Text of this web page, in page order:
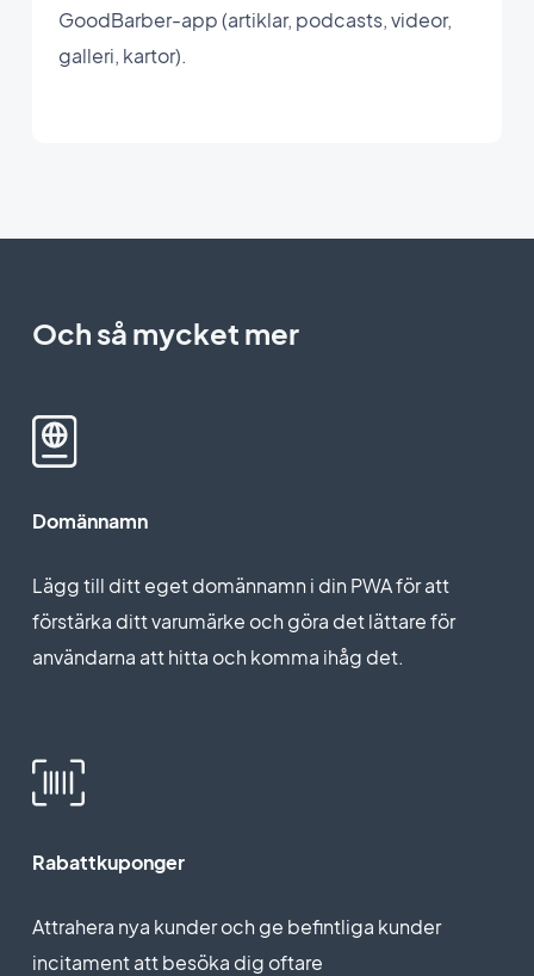
GoodBarber-app (artiklar, podcasts, videor,
galleri, kartor).
Och så mycket mer
Domännamn
Lägg till ditt eget domännamn i din PWA för att
förstärka ditt varumärke och göra det lättare för
användarna att hitta och komma ihåg det.
Rabattkuponger
Attrahera nya kunder och ge befintliga kunder
incitament att besöka dig oftare